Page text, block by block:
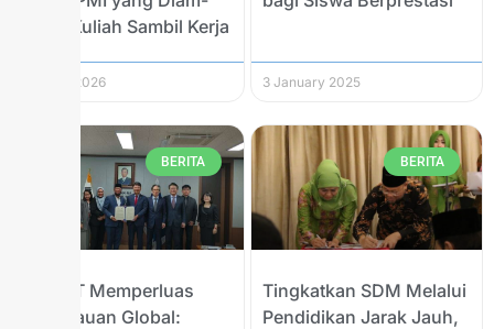
Diam Kuliah Sambil Kerja
29 April 2026 3 January 2025
BERITA
FEB UT Memperluas
Jangkauan Global:
BERITA
Tingkatkan SDM Melalui
Pendidikan Jarak Jauh,